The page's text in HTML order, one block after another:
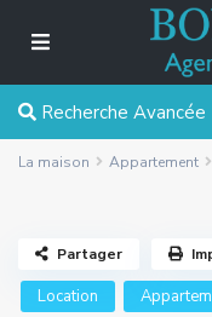
Recherche Avancée
La maison Appartement
Location
Partager